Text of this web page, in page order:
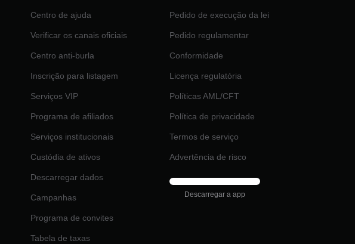
Centro de ajuda
Verificar os canais oficiais
Centro anti-burla
Inscrição para listagem
Serviços VIP
Programa de afiliados
Serviços institucionais
Custódia de ativos
Descarregar dados
Campanhas
Programa de convites
Tabela de taxas
Pedido de execução da lei
Pedido regulamentar
Conformidade
Licença regulatória
Políticas AML/CFT
Política de privacidade
Termos de serviço
Advertência de risco
Descarregar a app